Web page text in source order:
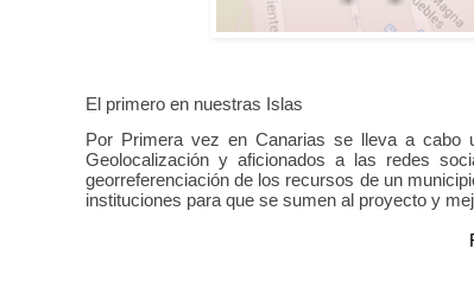
El primero en nuestras Islas
Por Primera vez en Canarias se lleva a cabo
Geolocalización y aficionados a las redes
georreferenciación de los recursos de un
instituciones para que se sumen al proyecto y